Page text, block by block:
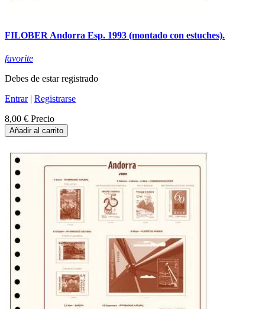
FILOBER Andorra Esp. 1993 (montado con estuches).
favorite
Debes de estar registrado
Entrar| Registrarse
8,00 € Precio
Añadir al carrito